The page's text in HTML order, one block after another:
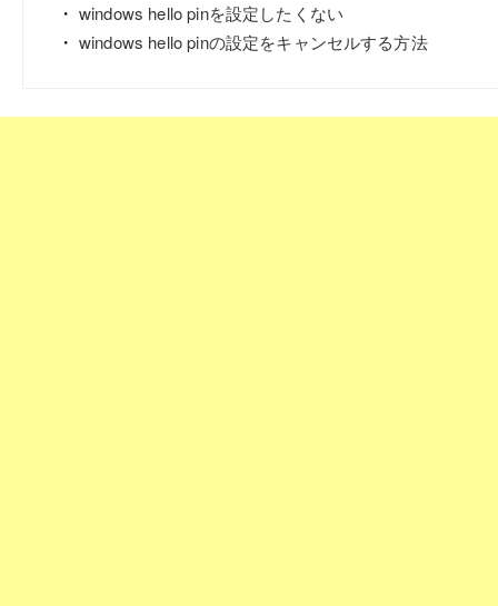
windows hello pinを設定したくない
windows hello pinの設定をキャンセルする方法